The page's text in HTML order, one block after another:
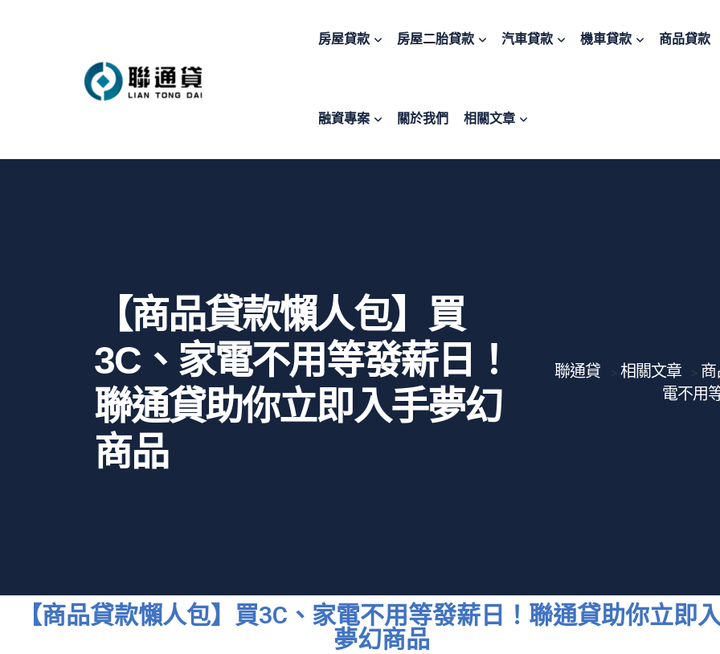
房屋貸款 房屋二胎貸款 汽車貸款 機車貸款 商品貸款
融資專案 關於我們 相關文章
【商品貸款懶人包】買
3C、家電不用等發薪日！
聯通貸助你立即入手夢幻
商品
聯通貸 > 相關文章 > 商
電不用
【商品貸款懶人包】買3C、家電不用等發薪日！聯通貸助你立即
夢幻商品